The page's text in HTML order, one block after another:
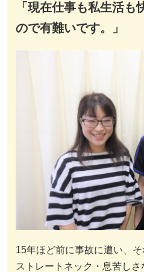
「現在仕事も私生活も
ので有難いです。」
15年ほど前に事故に遭い、
ストレートネック・息苦し